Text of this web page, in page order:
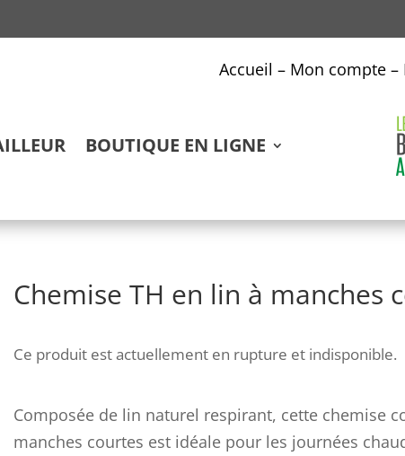
Accueil – Mon compte –
BOUTIQUE EN LIGNE
Chemise TH en lin à manches
Ce produit est actuellement en rupture et indisponible.
Composée de lin naturel respirant, cette chemise
manches courtes est idéale pour les journées